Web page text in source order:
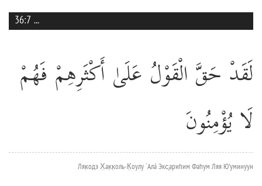
36:7 ...
لَقَدْ حَقَّ الْقَوْلُ عَلَىٰ أَكْثَرِهِمْ فَهُمْ
لَا يُؤْمِنُونَ
Ляк̣одэ Х̣ак̣к̣оль-К̣оулу `Алá Экс̱ариhим Фаhум Ляя Ю'уминуун